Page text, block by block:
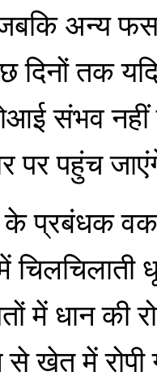
अन्य
तक यदि
संभव नहीं
पर पहुंच
के प्रबंधक
धान की
खेत में रोपी